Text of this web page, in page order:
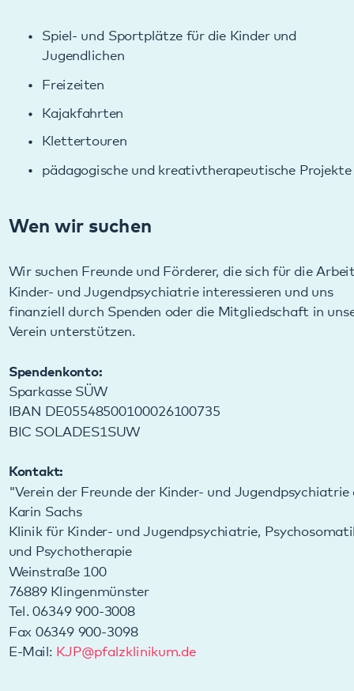
Kajakfahrten
Klettertouren
pädagogische und kreativtherapeutische Projekte
Wen wir suchen
finanziell durch Spenden oder die Mitgliedschaft in unserem
Verein unterstützen.
Spendenkonto:
Sparkasse SÜW
IBAN DE05548500100026100735
BIC SOLADES1SUW
"Verein der Freunde der Kinder- und Jugendpsychiatrie e.V.“
Karin Sachs
Klinik für Kinder- und Jugendpsychiatrie, Psychosomatik
und Psychotherapie
76889 Klingenmünster
Tel. 06349 900-3008
Fax 06349 900-3098
E-Mail:KJP@pfalzklinikum.de